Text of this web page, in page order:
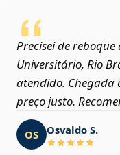
Precisei de
Universitário, Rio
atendido. Chegada
preço justo.
OS Osvaldo S.